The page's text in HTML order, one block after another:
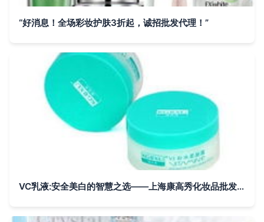
“好消息！全场彩妆护肤3折起，诚招批发代理！”
VC乳液:安全美白的智慧之选——上海康高秀化妆品批发解析